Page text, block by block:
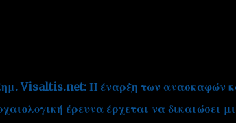
ΣΧΕΤΙΚΑ/ABOUT
Visaltis.net: Η έναρξη των ανασκαφών
έρευνα έρχεται να δικαιώσει